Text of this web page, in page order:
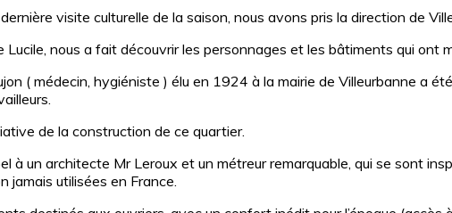
visite culturelle de la saison, nous avons pris la direction de
Lucile, nous a fait découvrir les personnages et les bâtiments qui ont
( médecin, hygiéniste ) élu en 1924 à la mairie de Villeurbanne a
de la construction de ce quartier.
à un architecte Mr Leroux et un métreur remarquable, qui se sont
jamais utilisées en France.